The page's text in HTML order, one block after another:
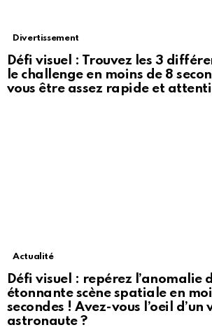
Divertissement
Défi visuel : Trouvez les 3
le challenge en moins de 8
vous être assez rapide et
Actualité
Défi visuel : repérez l’anomalie
étonnante scène spatiale en
secondes ! Avez-vous l’oeil
astronaute ?